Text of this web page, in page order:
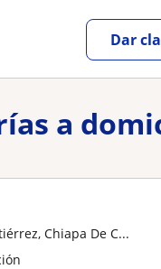
Dar
a
Chiapa De C...